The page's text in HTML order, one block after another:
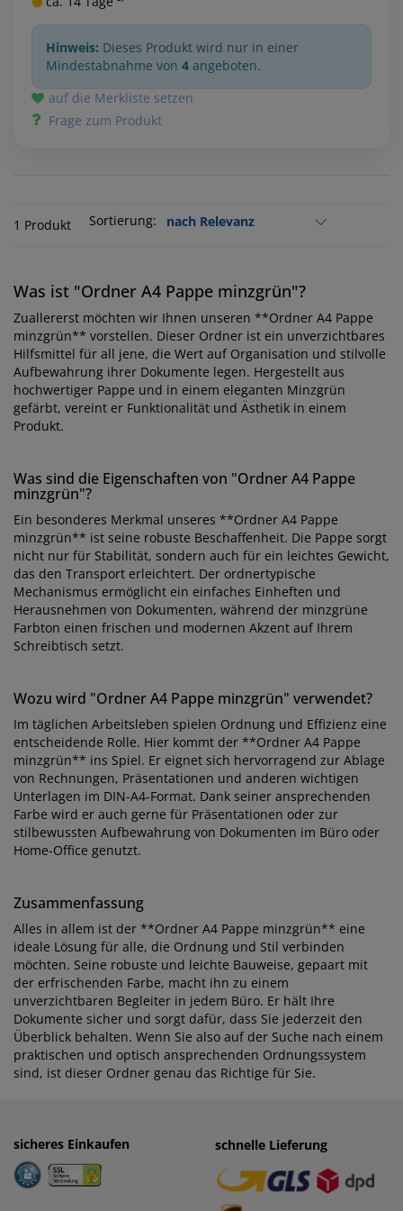
Hinweis: Dieses Produkt wird nur in einer
Mindestabnahme von 4 angeboten.
auf die Merkliste setzen
Frage zum Produkt
1 Produkt Sortierung:
Was ist "Ordner A4 Pappe minzgrün"?
Zuallererst möchten wir Ihnen unseren **Ordner A4 Pappe
minzgrün** vorstellen. Dieser Ordner ist ein unverzichtbares
Hilfsmittel für all jene, die Wert auf Organisation und stilvolle
Aufbewahrung ihrer Dokumente legen. Hergestellt aus
hochwertiger Pappe und in einem eleganten Minzgrün
gefärbt, vereint er Funktionalität und Ästhetik in einem
Produkt.
Was sind die Eigenschaften von "Ordner A4 Pappe
minzgrün"?
Ein besonderes Merkmal unseres **Ordner A4 Pappe
minzgrün** ist seine robuste Beschaffenheit. Die Pappe sorgt
nicht nur für Stabilität, sondern auch für ein leichtes Gewicht,
das den Transport erleichtert. Der ordnertypische
Mechanismus ermöglicht ein einfaches Einheften und
Herausnehmen von Dokumenten, während der minzgrüne
Farbton einen frischen und modernen Akzent auf Ihrem
Schreibtisch setzt.
Wozu wird "Ordner A4 Pappe minzgrün" verwendet?
Im täglichen Arbeitsleben spielen Ordnung und Effizienz eine
entscheidende Rolle. Hier kommt der **Ordner A4 Pappe
minzgrün** ins Spiel. Er eignet sich hervorragend zur Ablage
von Rechnungen, Präsentationen und anderen wichtigen
Unterlagen im DIN-A4-Format. Dank seiner ansprechenden
Farbe wird er auch gerne für Präsentationen oder zur
stilbewussten Aufbewahrung von Dokumenten im Büro oder
Home-Office genutzt.
Zusammenfassung
Alles in allem ist der **Ordner A4 Pappe minzgrün** eine
ideale Lösung für alle, die Ordnung und Stil verbinden
möchten. Seine robuste und leichte Bauweise, gepaart mit
der erfrischenden Farbe, macht ihn zu einem
unverzichtbaren Begleiter in jedem Büro. Er hält Ihre
Dokumente sicher und sorgt dafür, dass Sie jederzeit den
Überblick behalten. Wenn Sie also auf der Suche nach einem
praktischen und optisch ansprechenden Ordnungssystem
sind, ist dieser Ordner genau das Richtige für Sie.
sicheres Einkaufen einfaches Zahlen
· Rechnung
· Vorkasse
schnelle Lieferung